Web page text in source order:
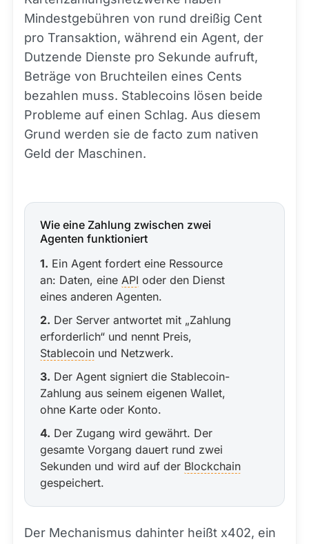
Mindestgebühren von rund dreißig Cent
pro Transaktion, während ein Agent, der
Dutzende Dienste pro Sekunde aufruft,
Beträge von Bruchteilen eines Cents
bezahlen muss. Stablecoins lösen beide
Probleme auf einen Schlag. Aus diesem
Grund werden sie de facto zum nativen
Geld der Maschinen.
Wie eine Zahlung zwischen zwei
Agenten funktioniert
1. Ein Agent fordert eine Ressource
an: Daten, eine API oder den Dienst
eines anderen Agenten.
2. Der Server antwortet mit „Zahlung
erforderlich“ und nennt Preis,
Stablecoin und Netzwerk.
3. Der Agent signiert die Stablecoin-
Zahlung aus seinem eigenen Wallet,
ohne Karte oder Konto.
4. Der Zugang wird gewährt. Der
gesamte Vorgang dauert rund zwei
Sekunden und wird auf der Blockchain
gespeichert.
Der Mechanismus dahinter heißt x402, ein